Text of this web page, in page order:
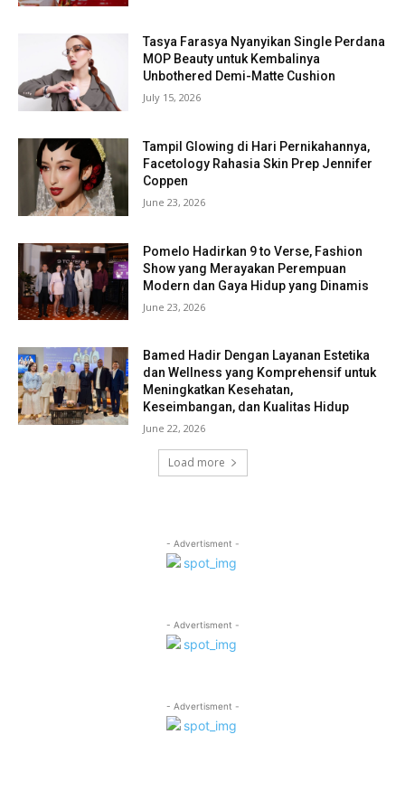
Tasya Farasya Nyanyikan Single Perdana
MOP Beauty untuk Kembalinya
Unbothered Demi-Matte Cushion
July 15, 2026
Tampil Glowing di Hari Pernikahannya,
Facetology Rahasia Skin Prep Jennifer
Coppen
June 23, 2026
Pomelo Hadirkan 9 to Verse, Fashion
Show yang Merayakan Perempuan
Modern dan Gaya Hidup yang Dinamis
June 23, 2026
Bamed Hadir Dengan Layanan Estetika
dan Wellness yang Komprehensif untuk
Meningkatkan Kesehatan,
Keseimbangan, dan Kualitas Hidup
June 22, 2026
Load more
- Advertisment -
- Advertisment -
- Advertisment -